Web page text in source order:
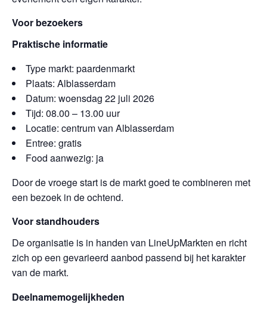
Voor bezoekers
Praktische informatie
Type markt: paardenmarkt
Plaats: Alblasserdam
Datum: woensdag 22 juli 2026
Tijd: 08.00 – 13.00 uur
Locatie: centrum van Alblasserdam
Entree: gratis
Food aanwezig: ja
Door de vroege start is de markt goed te combineren met
een bezoek in de ochtend.
Voor standhouders
De organisatie is in handen van LineUpMarkten en richt
zich op een gevarieerd aanbod passend bij het karakter
van de markt.
Deelnamemogelijkheden